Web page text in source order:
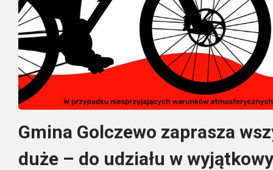
Gmina Golczewo zaprasza
duże – do udziału w